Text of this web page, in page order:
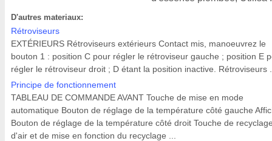
D'autres materiaux:
Rétroviseurs
EXTÉRIEURS Rétroviseurs extérieurs Contact mis, manoeuvrez le
bouton 1 : position C pour régler le rétroviseur gauche ; position E
régler le rétroviseur droit ; D étant la position inactive. Rétroviseurs
Principe de fonctionnement
TABLEAU DE COMMANDE AVANT Touche de mise en mode
automatique Bouton de réglage de la température côté gauche
Bouton de réglage de la température côté droit Touche de
d'air et de mise en fonction du recyclage ...